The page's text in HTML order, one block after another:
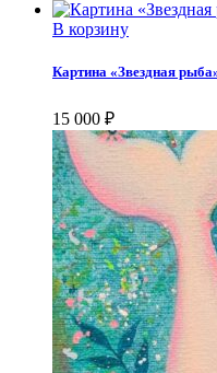
В корзину
Картина «Звездная
15 000 ₽